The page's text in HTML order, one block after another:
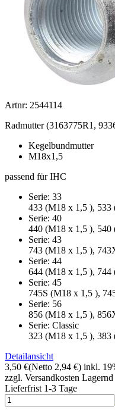
Artnr: 2544114
Radmutter (3163775R1,
Kegelbundmutter
M18x1,5
passend für IHC
Serie: 33
433 (M18 x 1,5 ),
Serie: 40
440 (M18 x 1,5 ),
Serie: 43
743 (M18 x 1,5 ),
Serie: 44
644 (M18 x 1,5 ),
Serie: 45
745S (M18 x 1,5 ),
Serie: 56
856 (M18 x 1,5 ),
Serie: Classic
323 (M18 x 1,5 ),
Detailansicht
3,50 €(Netto 2,94 €) inkl.
zzgl. Versandkosten Lagernd
Lieferfrist 1-3 Tage